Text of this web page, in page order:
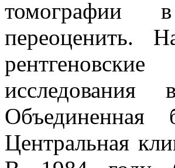
томографии
переоценить.
Объединенная
Центральная